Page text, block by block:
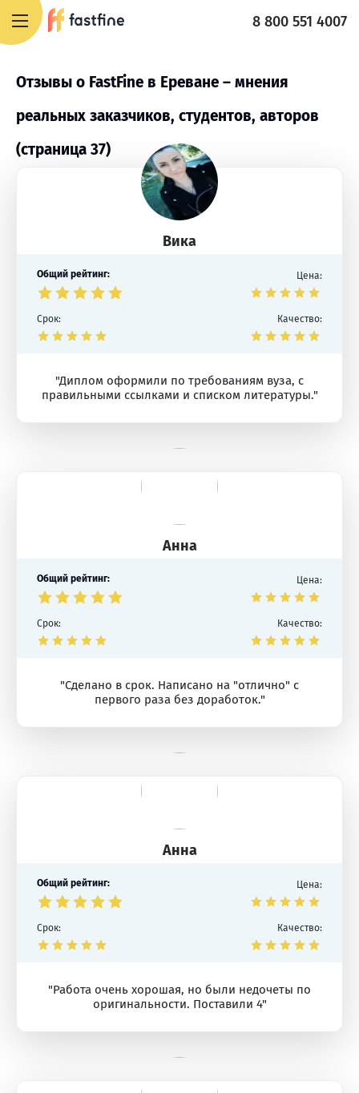
8 800 551 4007
Отзывы о FastFine в Ереване – мнения
реальных заказчиков, студентов, авторов
(страница 37)
Вика
Общий рейтинг: Цена:
Срок: Качество:
"Диплом оформили по требованиям вуза, с
правильными ссылками и списком литературы."
Анна
Общий рейтинг: Цена:
Срок: Качество:
"Сделано в срок. Написано на "отлично" с
первого раза без доработок."
Анна
Общий рейтинг: Цена:
Срок: Качество:
"Работа очень хорошая, но были недочеты по
оригинальности. Поставили 4"